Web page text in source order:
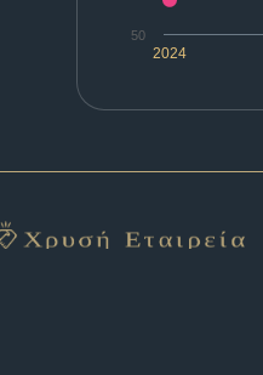
2024
50